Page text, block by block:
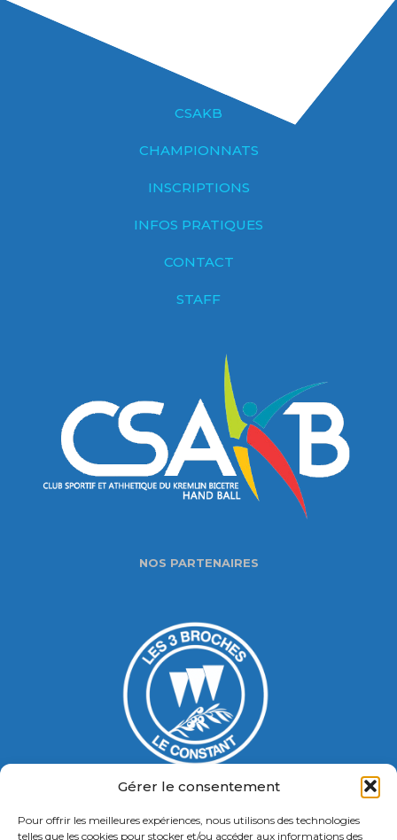
Gérer le consentement
Pour offrir les meilleures expériences, nous utilisons des technologies
telles que les cookies pour stocker et/ou accéder aux informations des
CSAKB
CHAMPIONNATS
INSCRIPTIONS
INFOS PRATIQUES
CONTACT
STAFF
NOS PARTENAIRES
Gymnase Jacques Ducasse